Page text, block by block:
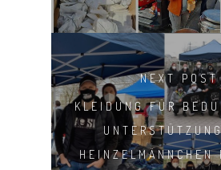
NEXT POST
KLEIDUNG FÜR
HEINZELMÄNNCHEN